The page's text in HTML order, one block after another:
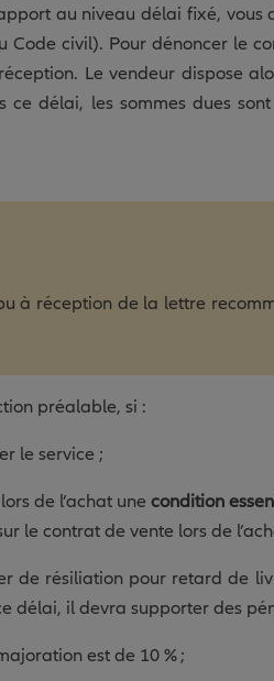
au niveau délai fixé,
Code civil). Pour dénoncer le
Le vendeur dispose
ce délai, les sommes dues
à réception de la lettre
préalable, si :
le service ;
de l’achat une condition
le contrat de vente lors de
de résiliation pour retard de
délai, il devra supporter des
est de 10 % ;